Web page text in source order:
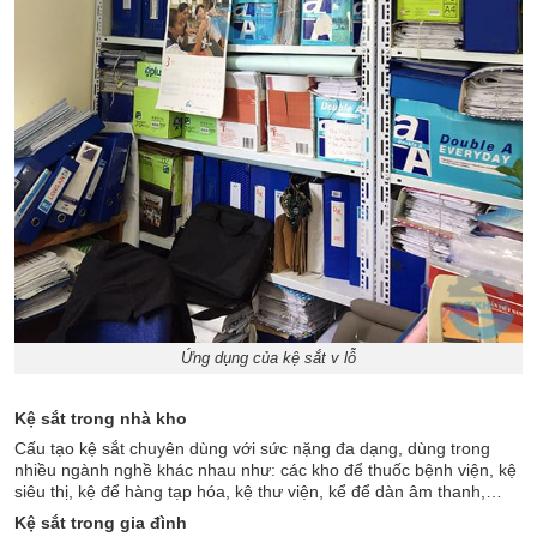
Ứng dụng của kệ sắt v lỗ
Kệ sắt trong nhà kho
Cấu tạo kệ sắt chuyên dùng với sức nặng đa dạng, dùng trong
nhiều ngành nghề khác nhau như: các kho để thuốc bệnh viện, kệ
siêu thị, kệ để hàng tạp hóa, kệ thư viện, kể để dàn âm thanh,…
Kệ sắt trong gia đình